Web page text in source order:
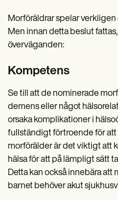
Morföräldrar spelar
Men innan detta beslut
överväganden:
Kompetens
Se till att de nominerade
demens eller något
orsaka komplikationer i
fullständigt förtroende för att
morförälder är det viktigt att
hälsa för att på lämpligt sätt
Detta kan också innebära att
barnet behöver akut